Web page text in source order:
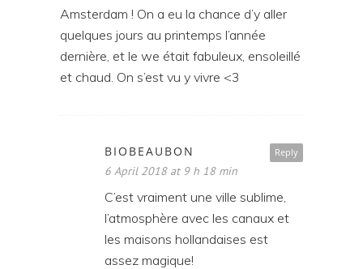
Amsterdam ! On a eu la chance d’y aller
quelques jours au printemps l’année
dernière, et le we était fabuleux, ensoleillé
et chaud. On s’est vu y vivre <3
Reply
BIOBEAUBON
6 April 2018 at 9 h 18 min
C’est vraiment une ville sublime,
l’atmosphère avec les canaux et
les maisons hollandaises est
assez magique!